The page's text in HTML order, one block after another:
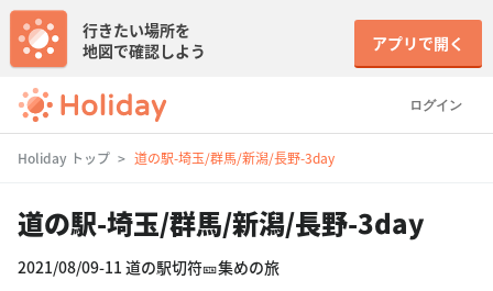
ログイン
行きたい場所を
地図で確認しよう
アプリで開く
Holiday トップ 道の駅-埼玉/群馬/新潟/長野-3day
道の駅-埼玉/群馬/新潟/長野-3day
2021/08/09-11 道の駅切符🎫集めの旅